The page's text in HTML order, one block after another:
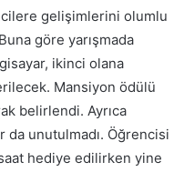
gelişimlerini olumlu
göre yarışmada
ikinci olana
Mansiyon ödülü
belirlendi. Ayrıca
da unutulmadı. Öğrencisi
hediye edilirken yine